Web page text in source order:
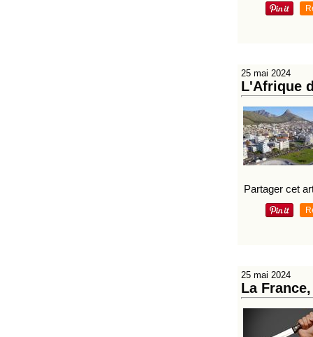
25 mai 2024
L'Afrique
Partager cet
25 mai 2024
La